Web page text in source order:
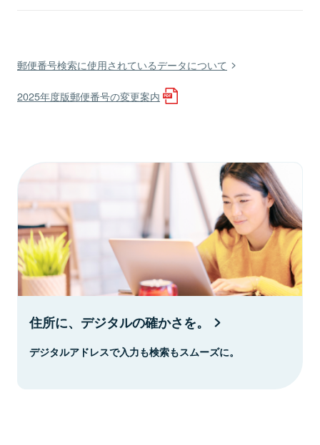
郵便番号検索に使用されているデータについて
2025年度版郵便番号の変更案内
住所に、デジタルの確かさを。
デジタルアドレスで入力も検索もスムーズに。